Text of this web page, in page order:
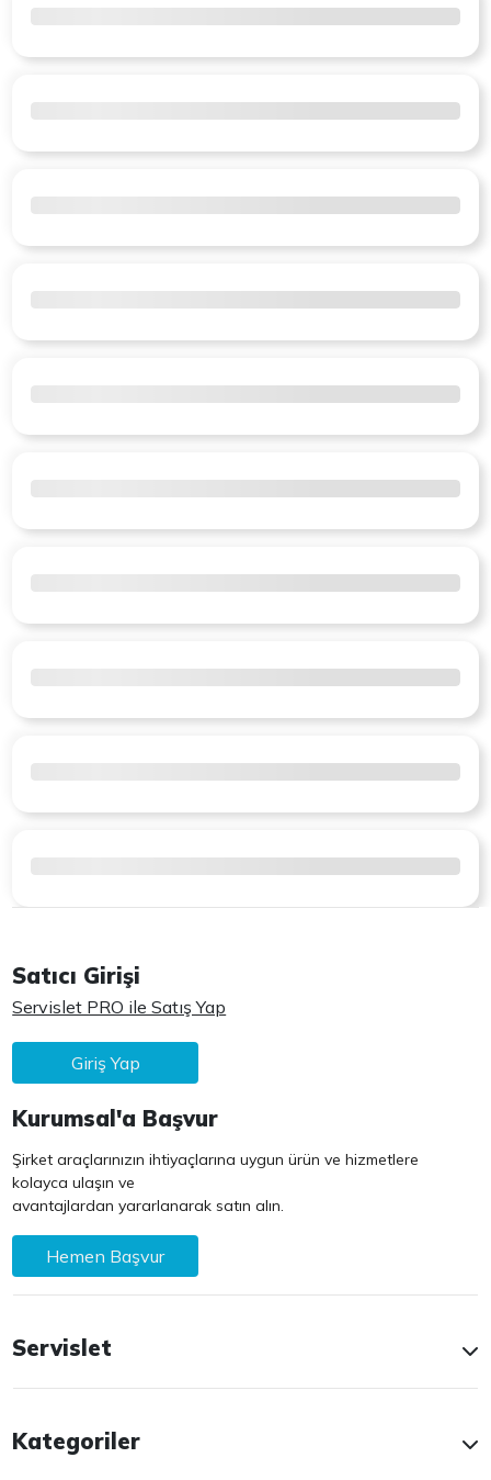
Satıcı Girişi
Servislet PRO ile Satış Yap
Giriş Yap
Kurumsal'a Başvur
Şirket araçlarınızın ihtiyaçlarına uygun ürün ve hizmetlere
kolayca ulaşın ve
avantajlardan yararlanarak satın alın.
Hemen Başvur
Servislet
Kategoriler